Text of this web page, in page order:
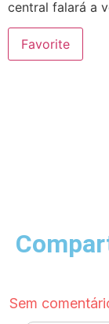
central falará a
Favorite